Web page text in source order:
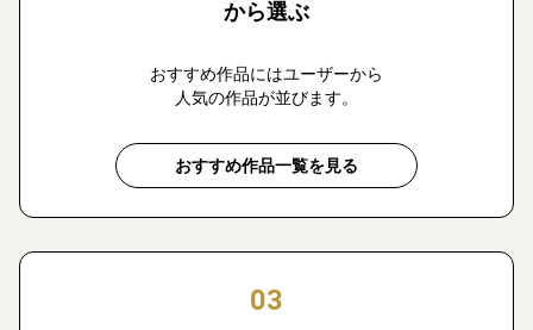
から選ぶ
おすすめ作品にはユーザーから
人気の作品が並びます。
おすすめ作品一覧を見る
03